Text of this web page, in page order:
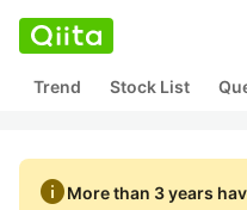
Trend Stock List
infoMore than 3 years